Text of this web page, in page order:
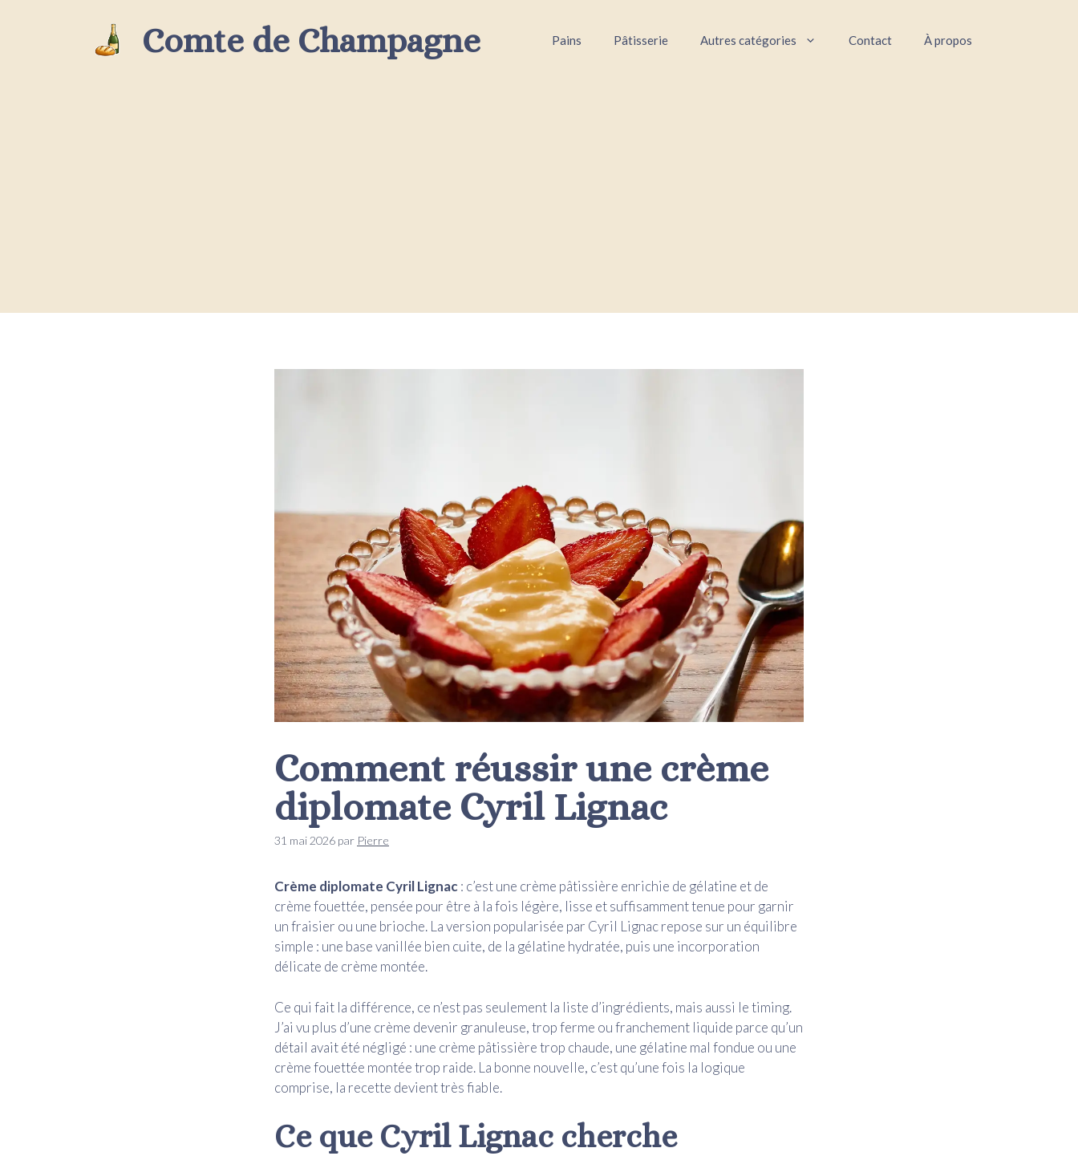
Comte de Champagne Pains Pâtisserie Autres catégories Contact À propos
Comment réussir une crème
diplomate Cyril Lignac
31 mai 2026 par Pierre
Crème diplomate Cyril Lignac: c’est une crème pâtissière enrichie de gélatine et de
crème fouettée, pensée pour être à la fois légère, lisse et suffisamment tenue pour garnir
un fraisier ou une brioche. La version popularisée par Cyril Lignac repose sur un équilibre
simple : une base vanillée bien cuite, de la gélatine hydratée, puis une incorporation
délicate de crème montée.
Ce qui fait la différence, ce n’est pas seulement la liste d’ingrédients, mais aussi le timing.
J’ai vu plus d’une crème devenir granuleuse, trop ferme ou franchement liquide parce qu’un
détail avait été négligé : une crème pâtissière trop chaude, une gélatine mal fondue ou une
crème fouettée montée trop raide. La bonne nouvelle, c’est qu’une fois la logique
comprise, la recette devient très fiable.
Ce que Cyril Lignac cherche